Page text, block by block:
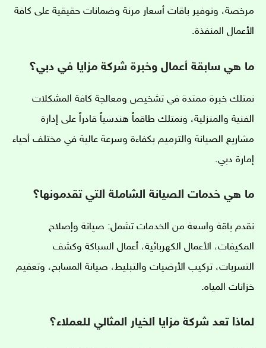
مرخصة، وتوفير باقات أسعار مرنة وضمانات حقيقية على كافة
الأعمال المنفذة.
ما هي سابقة أعمال وخبرة شركة مزايا في دبي؟
نمتلك خبرة ممتدة في تشخيص ومعالجة كافة المشكلات
الفنية والمنزلية، ونمتلك طاقماً هندسياً قادراً على إدارة
مشاريع الصيانة والترميم بكفاءة وسرعة عالية في مختلف أحياء
إمارة دبي.
ما هي خدمات الصيانة الشاملة التي تقدمونها؟
نقدم باقة واسعة من الخدمات تشمل: صيانة وإصلاح
المكيفات، الأعمال الكهربائية، أعمال السباكة وكشف
التسربات، تركيب الأرضيات والتبليط، صيانة المسابح، وتعقيم
خزانات المياه.
لماذا تعد شركة مزايا الخيار المثالي للعملاء؟